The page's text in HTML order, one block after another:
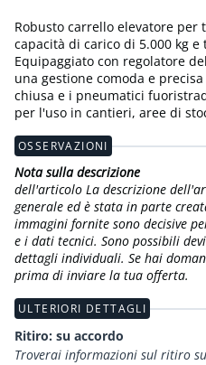
Robusto carrello elevatore per
capacità di carico di 5.000 kg
Equipaggiato con regolatore
una gestione comoda e
chiusa e i pneumatici
per l'uso in cantieri, aree di
OSSERVAZIONI
Nota sulla descrizione
dell'articolo La descrizione
generale ed è stata in parte
immagini fornite sono decisive
e i dati tecnici. Sono possibili
dettagli individuali. Se hai
prima di inviare la tua offerta.
ULTERIORI DETTAGLI
Ritiro: su accordo
Troverai informazioni sul ritiro